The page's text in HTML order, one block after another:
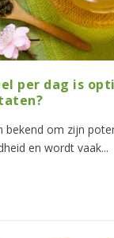
per dag is
bekend om zijn
en wordt vaak...